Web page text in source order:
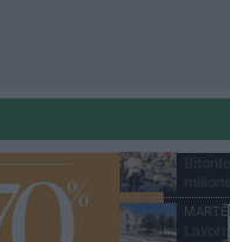
operatori SANB